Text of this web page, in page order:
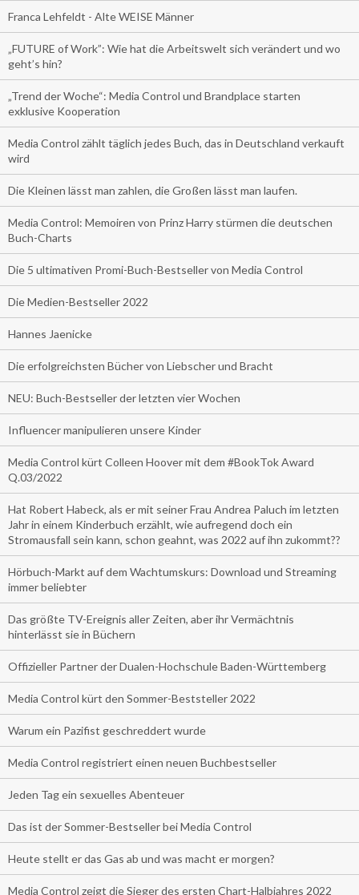
Franca Lehfeldt - Alte WEISE Männer
„FUTURE of Work”: Wie hat die Arbeitswelt sich verändert und wo
geht’s hin?
„Trend der Woche“: Media Control und Brandplace starten
exklusive Kooperation
Media Control zählt täglich jedes Buch, das in Deutschland verkauft
wird
Die Kleinen lässt man zahlen, die Großen lässt man laufen.
Media Control: Memoiren von Prinz Harry stürmen die deutschen
Buch-Charts
Die 5 ultimativen Promi-Buch-Bestseller von Media Control
Die Medien-Bestseller 2022
Hannes Jaenicke
Die erfolgreichsten Bücher von Liebscher und Bracht
NEU: Buch-Bestseller der letzten vier Wochen
Influencer manipulieren unsere Kinder
Media Control kürt Colleen Hoover mit dem #BookTok Award
Q.03/2022
Hat Robert Habeck, als er mit seiner Frau Andrea Paluch im letzten
Jahr in einem Kinderbuch erzählt, wie aufregend doch ein
Stromausfall sein kann, schon geahnt, was 2022 auf ihn zukommt??
Hörbuch-Markt auf dem Wachtumskurs: Download und Streaming
immer beliebter
Das größte TV-Ereignis aller Zeiten, aber ihr Vermächtnis
hinterlässt sie in Büchern
Offizieller Partner der Dualen-Hochschule Baden-Württemberg
Media Control kürt den Sommer-Beststeller 2022
Warum ein Pazifist geschreddert wurde
Media Control registriert einen neuen Buchbestseller
Jeden Tag ein sexuelles Abenteuer
Das ist der Sommer-Bestseller bei Media Control
Heute stellt er das Gas ab und was macht er morgen?
Media Control zeigt die Sieger des ersten Chart-Halbjahres 2022